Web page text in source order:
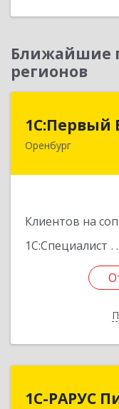
Ближайшие
регионов
1С:Первый
Оренбург
Клиентов на
1С:Специалист
460044,
1С-РАРУС